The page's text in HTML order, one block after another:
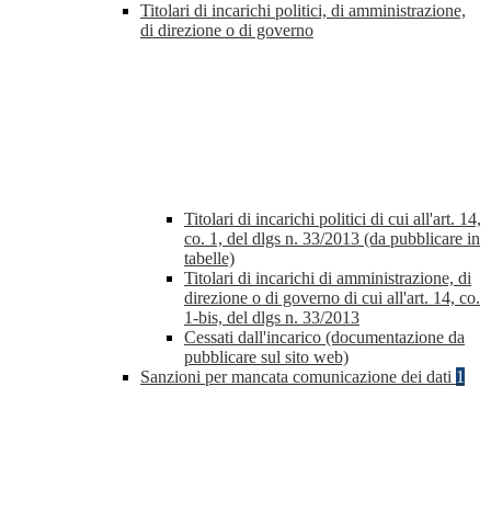
Titolari di incarichi politici, di amministrazione,
di direzione o di governo
Titolari di incarichi politici di cui all'art. 14,
co. 1, del dlgs n. 33/2013 (da pubblicare in
tabelle)
Titolari di incarichi di amministrazione, di
direzione o di governo di cui all'art. 14, co.
1-bis, del dlgs n. 33/2013
Cessati dall'incarico (documentazione da
pubblicare sul sito web)
Sanzioni per mancata comunicazione dei dati 1